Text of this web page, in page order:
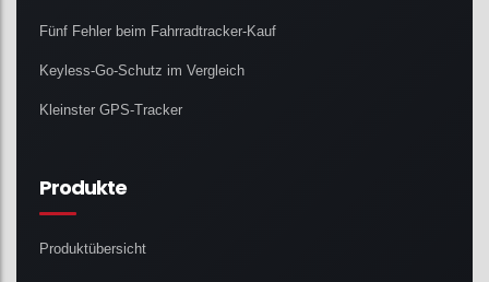
Fünf Fehler beim Fahrradtracker-Kauf
Keyless-Go-Schutz im Vergleich
Kleinster GPS-Tracker
Produkte
Produktübersicht